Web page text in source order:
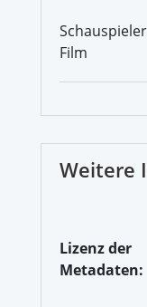
Film
Weitere
Lizenz der
Metadaten: